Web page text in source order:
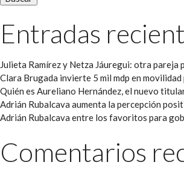
Entradas
Julieta Ramírez y Netza Jáuregui: otra pareja
Clara Brugada invierte 5 mil mdp en
Quién es Aureliano Hernández, el nuevo
Adrián Rubalcava aumenta la percepción
Adrián Rubalcava entre los favoritos para
Comentarios